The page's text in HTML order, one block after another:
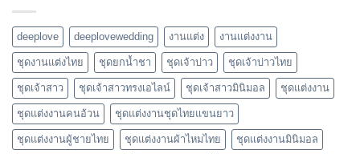
deeplove deeplovewedding งานแต่ง งานแต่งงาน
ชุดงานแต่งไทย ชุดยกน้ำชา ชุดเจ้าบ่าว ชุดเจ้าบ่าวไทย
ชุดเจ้าสาว ชุดเจ้าสาวทรงเอไลน์ ชุดเจ้าสาวมินิมอล ชุดแต่งงาน
ชุดแต่งงานคนอ้วน ชุดแต่งงานชุดไทยแขนยาว
ชุดแต่งงานผู้ชายไทย ชุดแต่งงานผ้าไหมไทย ชุดแต่งงานมินิมอล